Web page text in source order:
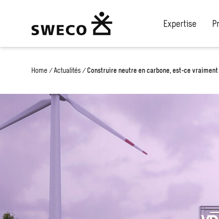
Expertise
Home / Actualités / Construire neutre en carbone, est-ce